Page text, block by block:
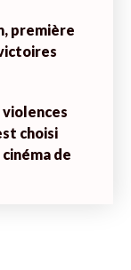
première
violences
choisi
de